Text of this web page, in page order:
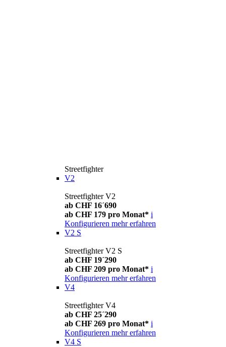
Streetfighter
V2
Streetfighter V2
ab CHF 16´690
ab CHF 179 pro Monat* i
Konfigurieren mehr erfahren
V2 S
Streetfighter V2 S
ab CHF 19´290
ab CHF 209 pro Monat* i
Konfigurieren mehr erfahren
V4
Streetfighter V4
ab CHF 25´290
ab CHF 269 pro Monat* i
Konfigurieren mehr erfahren
V4 S